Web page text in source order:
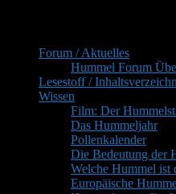
Widgetbereich
Forum / Aktuelles
Hummel Forum
Lesestoff /
Wissen
Film: Der
Das Hummeljahr
Pollenkalender
Die Bedeutung der
Welche Hummel ist
Europäische